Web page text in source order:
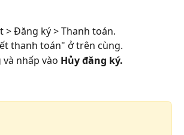
> Đăng ký > Thanh toán.
thanh toán" ở trên cùng.
nhấp vào Hủy đăng ký.